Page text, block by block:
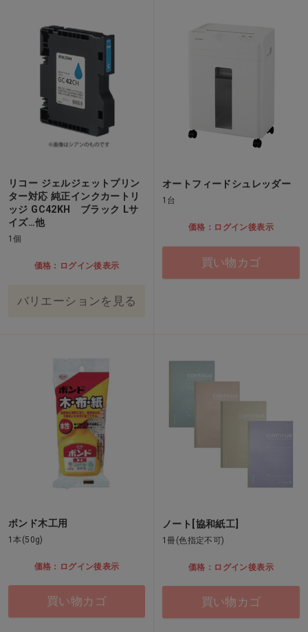
リコー ジェルジェットプリン
ター対応 純正インクカートリ
ッジ GC42KH ブラック Lサ
イズ…他
1個
価格：ログイン後表示
バリエーションを見る
オートフィードシュレッダー
1台
価格：ログイン後表示
買い物カゴ
ボンド木工用
1本(50g)
価格：ログイン後表示
買い物カゴ
ノート[協和紙工]
1冊(色指定不可)
価格：ログイン後表示
買い物カゴ